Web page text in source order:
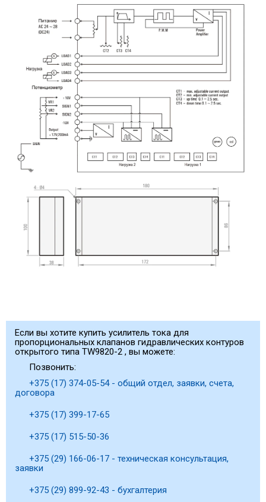
Если вы хотите купить усилитель тока для
пропорциональных клапанов гидравлических контуров
открытого типа TW9820-2 , вы можете:
Позвонить:
+375 (17) 374-05-54 - общий отдел, заявки, счета,
договора
+375 (17) 399-17-65
+375 (17) 515-50-36
+375 (29) 166-06-17 - техническая консультация,
заявки
+375 (29) 899-92-43 - бухгалтерия